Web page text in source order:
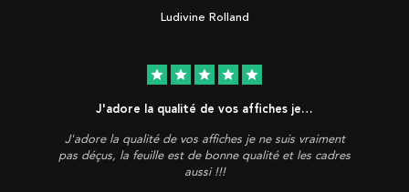
Ludivine Rolland
star star star star star
J'adore la qualité de vos affiches je…
J'adore la qualité de vos affiches je ne suis vraiment
pas déçus, la feuille est de bonne qualité et les cadres
aussi !!!